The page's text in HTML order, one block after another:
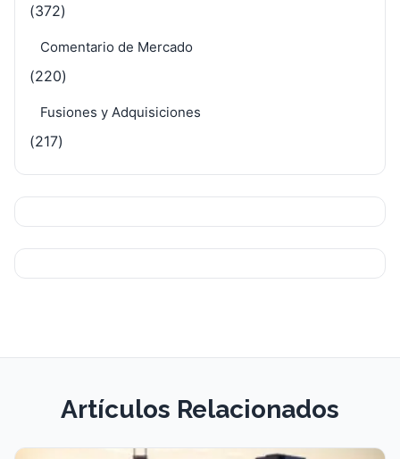
(372)
Comentario de Mercado
(220)
Fusiones y Adquisiciones
(217)
Artículos Relacionados